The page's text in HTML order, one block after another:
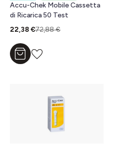
Accu-Chek Mobile Cassetta
di Ricarica 50 Test
22,38 €72,88 €
Aggiungi al carrello